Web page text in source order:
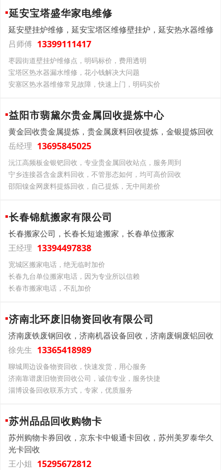
延安宝塔盛华家电维修
延安壁挂炉维修，延安宝塔区维修壁挂炉，延安热水器维修
吕师傅 13399111417
枣园街道壁挂炉维修点，明码标价，费用透明
宝塔区热水器漏水维修，花小钱解决大问题
安塞区热水器维修常见故障，快速上门，明码实价
益阳市翡黛尔贵金属回收提炼中心
黄金回收贵金属提炼，贵金属废料回收提炼，金银提炼回收
岳经理 13695845025
沅江高频板金银钯回收，专业贵金属回收站点，服务周到
宁乡连接器含金废料回收，不管形态如何，均可高价回收
邵阳镍金网废料提炼回收，自己提炼，无中间差价
长春锦航搬家有限公司
长春搬家公司，长春长短途搬家，长春单位搬家
王经理 13394497838
宽城区搬家电话，绝无临时加价
长春九台单位搬家电话，因为专业所以信赖
长春市搬家电话，不乱加价
济南北环废旧物资回收有限公司
济南废铁废钢回收，济南机器设备回收，济南废铜废铝回收
徐先生 13365418989
聊城周边设备物资回收，快速发货，用心服务
济南靠谱废旧物资回收公司，诚信专业，服务快捷
淄博设备回收联系方式，专家，优质服务
苏州品品回收购物卡
苏州购物卡券回收，京东卡中银通卡回收，苏州美罗泰华久
光卡回收
王小姐 15295672812